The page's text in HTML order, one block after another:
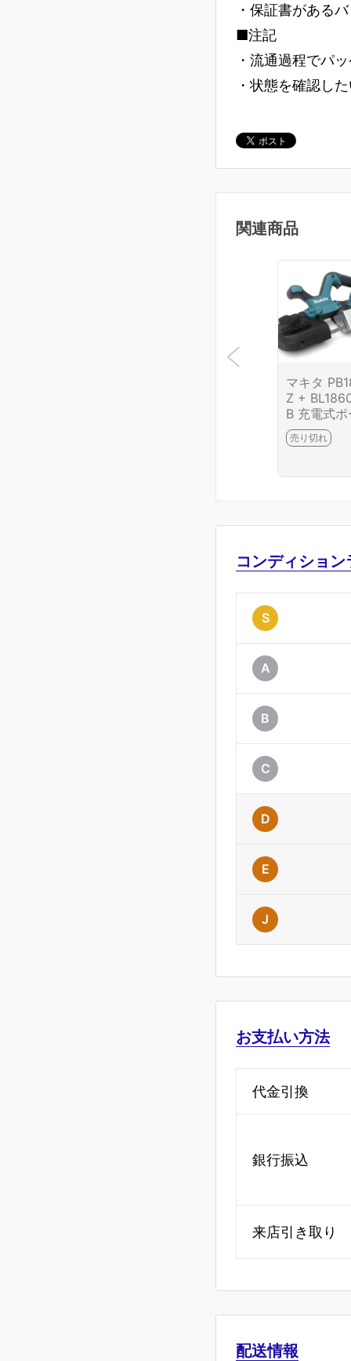
・保証書がある
■注記
・流通過程でパ
・状態を確認し
関連商品
マキタ
Z +
B 充電式
ブルバン
ー TL04-
売り切れ
コンディション
S
A
B
C
D
E
J
お支払い方法
代金引換
銀行振込
来店引き取り
配送情報